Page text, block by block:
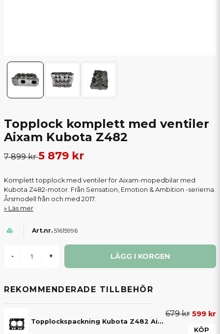
Topplock komplett med ventiler
Aixam Kubota Z482
7 899 kr5 879 kr
Komplett topplock med ventiler för Aixam-mopedbilar med
Kubota Z482-motor. Från Sensation, Emotion & Ambition -serierna.
Årsmodell från och med 2017.
Läs mer
51615996
- + LÄGG I KORGEN
REKOMMENDERADE TILLBEHÖR
Topplockspackning Kubota Z482 Aixam S9 & S10 2016-2026
679 kr 599 kr
KÖP